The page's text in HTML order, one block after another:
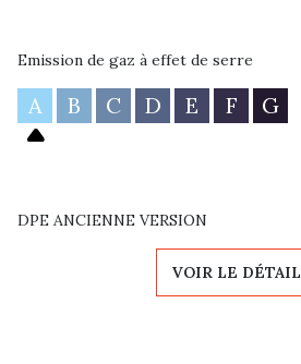
Emission de gaz à effet de serre
A B C D E F G
DPE ANCIENNE VERSION
VOIR LE DÉTAIL